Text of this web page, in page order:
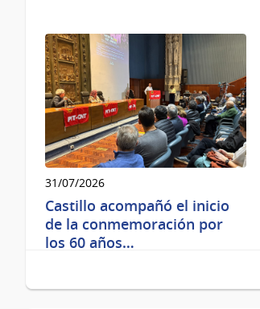
31/07/2026
Castillo acompañó el inicio
de la conmemoración por
los 60 años…